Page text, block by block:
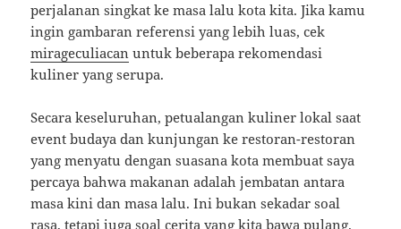
perjalanan singkat ke masa lalu kota kita. Jika kamu
ingin gambaran referensi yang lebih luas, cek
mirageculiacan untuk beberapa rekomendasi
kuliner yang serupa.
Secara keseluruhan, petualangan kuliner lokal saat
event budaya dan kunjungan ke restoran-restoran
yang menyatu dengan suasana kota membuat saya
percaya bahwa makanan adalah jembatan antara
masa kini dan masa lalu. Ini bukan sekadar soal
rasa, tetapi juga soal cerita yang kita bawa pulang.